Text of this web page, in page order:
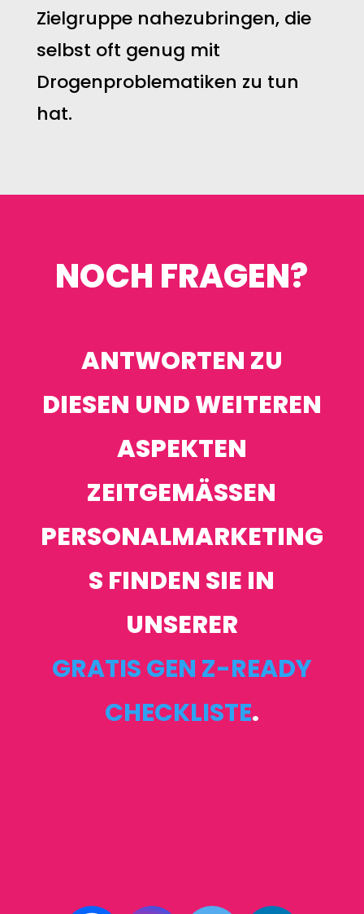
Zielgruppe nahezubringen, die
selbst oft genug mit
Drogenproblematiken zu tun
hat.
NOCH FRAGEN?
ANTWORTEN ZU
DIESEN UND WEITEREN
ASPEKTEN
ZEITGEMÄSSEN P
ERSONALMARKETINGS
FINDEN SIE IN U
NSERER
GRATIS GEN Z-READY
CHECKLISTE.